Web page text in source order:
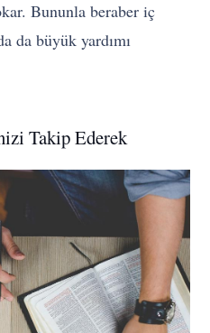
Bununla beraber iç
da büyük yardımı
Takip Ederek